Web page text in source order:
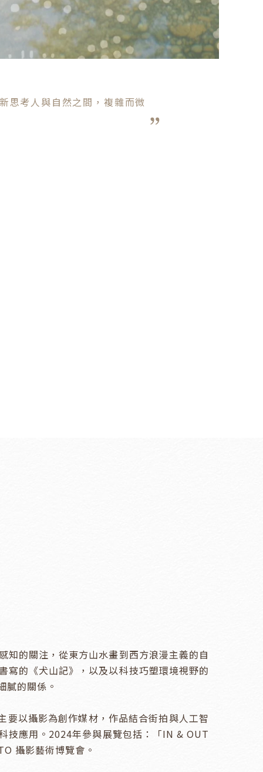
思考人與自然之間，複雜而微
知的關注，從東方山水畫到西方浪漫主義的自
寫的《犬山記》，以及以科技巧塑環境視野的
膩的關係。
以攝影為創作媒材，作品結合街拍與人工智
技應用。2024年參與展覽包括：「IN & OUT
攝影藝術博覽會。